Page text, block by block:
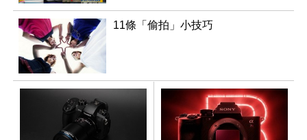
11條「偷拍」小技巧